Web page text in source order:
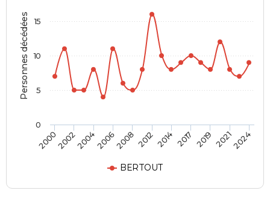
Personnes décédées
BERTOUT
20002002200420062008 2012 2014 2017 2019 20212024
0
5
10
15